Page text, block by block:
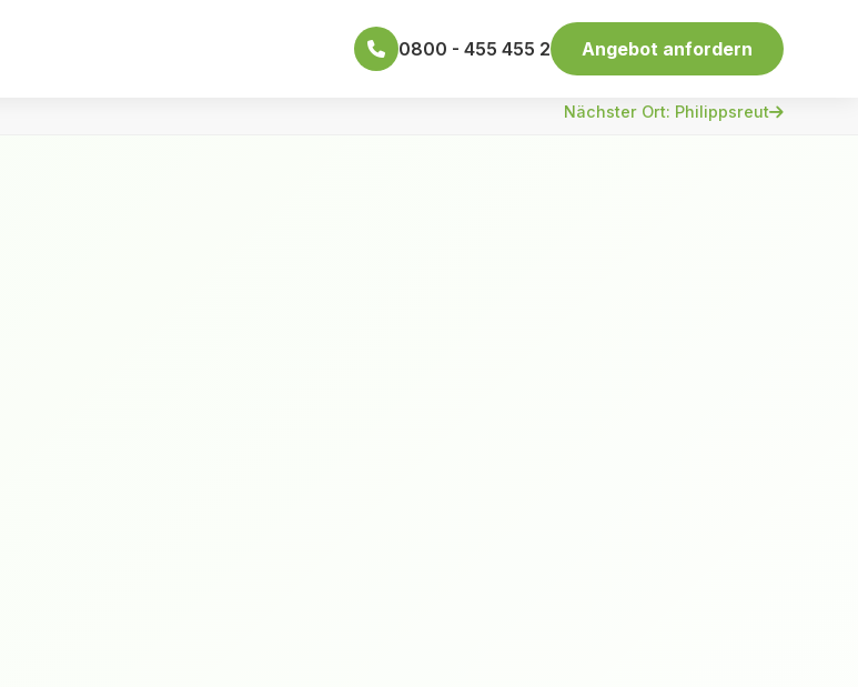
0800 - 455 455 2 Angebot anfordern
Nächster Ort: Philippsreut